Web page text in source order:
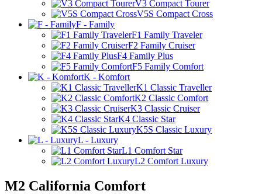
V3 Compact Tourer
V5S Compact Cross
F - Family
F1 Family Traveler
F2 Family Cruiser
F4 Family Plus
F5 Family Comfort
K - Komfort
K1 Classic Traveller
K2 Classic Comfort
K3 Classic Cruiser
K4 Classic Star
K5S Classic Luxury
L - Luxury
L1 Comfort Star
L2 Comfort Luxury
M2 California Comfort